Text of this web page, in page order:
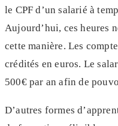
le CPF d’un salarié à
Aujourd’hui, ces heures
cette manière. Les
crédités en euros. Le
500€ par an afin de
D’autres formes